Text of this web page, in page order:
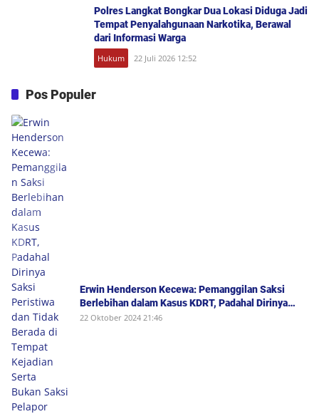
Polres Langkat Bongkar Dua Lokasi Diduga Jadi
Tempat Penyalahgunaan Narkotika, Berawal
dari Informasi Warga
Hukum 22 Juli 2026 12:52
Pos Populer
Erwin Henderson Kecewa: Pemanggilan Saksi
Berlebihan dalam Kasus KDRT, Padahal Dirinya
Saksi Peristiwa dan Tidak Berada di Tempat
22 Oktober 2024 21:46